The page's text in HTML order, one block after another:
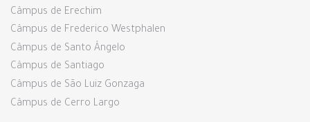
Câmpus de Erechim
Câmpus de Frederico Westphalen
Câmpus de Santo Ângelo
Câmpus de Santiago
Câmpus de São Luiz Gonzaga
Câmpus de Cerro Largo